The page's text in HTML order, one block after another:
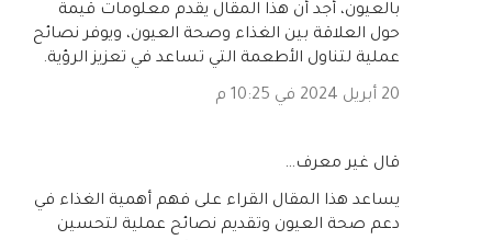
بالعيون، أجد أن هذا المقال يقدم معلومات قيمة
حول العلاقة بين الغذاء وصحة العيون، ويوفر نصائح
عملية لتناول الأطعمة التي تساعد في تعزيز الرؤية.
20 أبريل 2024 في 10:25 م
‏قال غير معرف…
يساعد هذا المقال القراء على فهم أهمية الغذاء في
دعم صحة العيون وتقديم نصائح عملية لتحسين